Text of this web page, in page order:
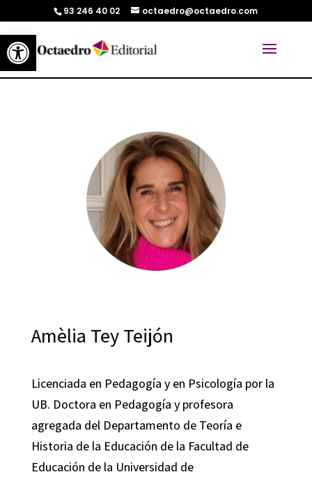
Abrir barra de herramientas
93 246 40 02 octaedro@octaedro.com
Amèlia Tey Teijón
Licenciada en Pedagogía y en Psicología por la
UB. Doctora en Pedagogía y profesora
agregada del Departamento de Teoría e
Historia de la Educación de la Facultad de
Educación de la Universidad de